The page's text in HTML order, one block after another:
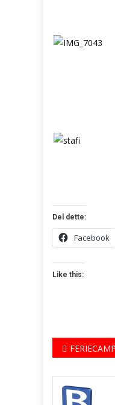
Del dette:
Facebook
Like this:
FERIECAMP – aktivitete falas për